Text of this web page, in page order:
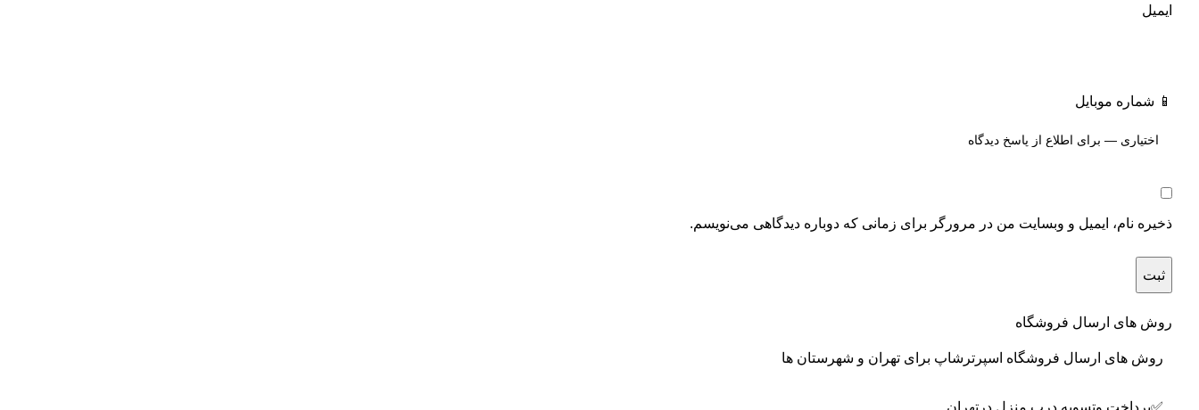
ایمیل
📱 شماره موبایل
ذخیره نام، ایمیل و وبسایت من در مرورگر برای زمانی که دوباره دیدگاهی می‌نویسم.
روش های ارسال فروشگاه
روش های ارسال فروشگاه اسپرترشاپ برای تهران و شهرستان ها
✅پرداخت وتسویه درب منزل درتهران